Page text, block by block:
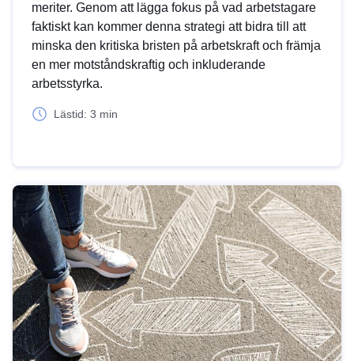
meriter. Genom att lägga fokus på vad arbetstagare
faktiskt kan kommer denna strategi att bidra till att
minska den kritiska bristen på arbetskraft och främja
en mer motståndskraftig och inkluderande
arbetsstyrka.
Lästid: 3 min